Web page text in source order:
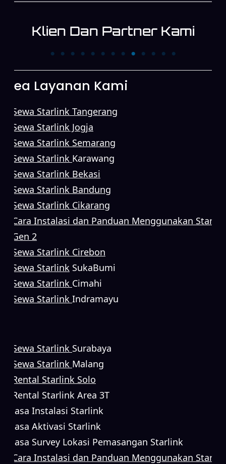
Klien Dan Partner Kami
PT. Trans News
Corpora
Area Layanan Kami
Sewa Starlink Tangerang
Sewa Starlink Jogja
Sewa Starlink Semarang
Sewa Starlink Karawang
Sewa Starlink Bekasi
Sewa Starlink Bandung
Sewa Starlink Cikarang
Cara Instalasi dan Panduan Menggunakan
Gen 2
Sewa Starlink Cirebon
Sewa Starlink SukaBumi
Sewa Starlink Cimahi
Sewa Starlink Indramayu
Sewa Starlink Surabaya
Sewa Starlink Malang
Rental Starlink Solo
Rental Starlink Area 3T
Jasa Instalasi Starlink
Jasa Aktivasi Starlink
Jasa Survey Lokasi Pemasangan Starlink
Cara Instalasi dan Panduan Menggunakan